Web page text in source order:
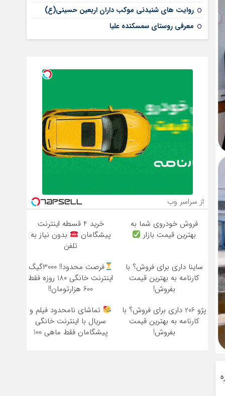
روایت های شنیدنی موکب داران اربعین حسینی(ع)
معرفی روستای سمسکنده علیا
از سراسر وب
فروش خودروی شما به
بهترین قیمت بازار
خرید 4 قسطه اینترنت
پیشگامان
بدون نیاز به
تلفن
ساینا داری برای فروش؟ با
کارنامه به بهترین قیمت
بفروش!
فرصت محدود!! 3000گیگ
اینترنت خانگی 180 روزه فقط
600 هزارتومان!!
پژو 206 داری برای فروش؟ با
کارنامه به بهترین قیمت
بفروش!
تماشای نامحدود فیلم و
سریال با اینترنت خانگی
پیشگامان فقط ماهی 100